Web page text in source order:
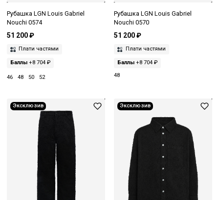
Рубашка LGN Louis Gabriel
Nouchi 0574
51 200 ₽
Плати частями
Баллы +8 704 ₽
46 48 50 52
Рубашка LGN Louis Gabriel
Nouchi 0570
51 200 ₽
Плати частями
Баллы+8 704 ₽
48
Эксклюзив Эксклюзив